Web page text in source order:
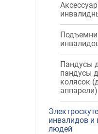
Пандусы
пандусы
колясок
аппарели)
инвалидов
людей